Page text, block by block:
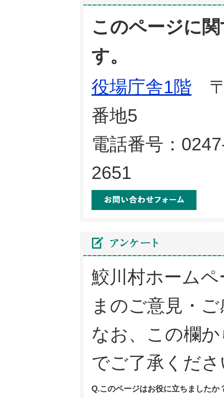
このページに
す。
役場庁舎1階
番地5
電話番号：
2651
鮫川村ホーム
まのご意見・
なお、この欄
でご了承くだ
Q.このページはお役に立ちましたか